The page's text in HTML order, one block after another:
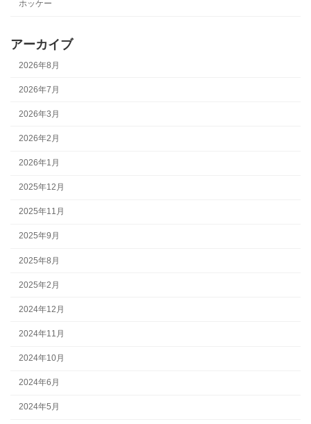
ホッケー
アーカイブ
2026年8月
2026年7月
2026年3月
2026年2月
2026年1月
2025年12月
2025年11月
2025年9月
2025年8月
2025年2月
2024年12月
2024年11月
2024年10月
2024年6月
2024年5月